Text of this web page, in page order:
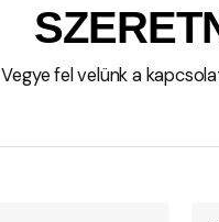
Vegye fel velünk a